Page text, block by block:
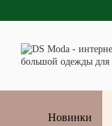
Новинки